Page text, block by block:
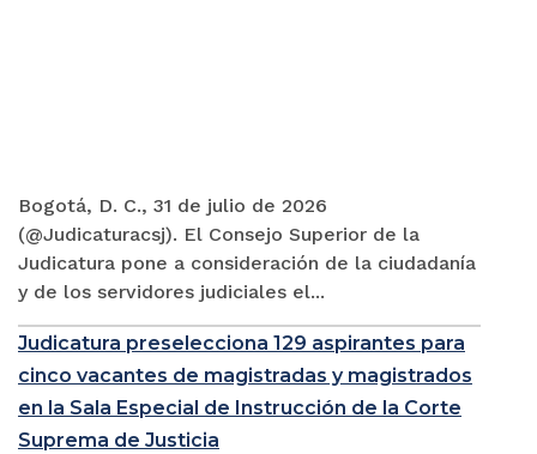
Bogotá, D. C., 31 de julio de 2026
(@Judicaturacsj). El Consejo Superior de la
Judicatura pone a consideración de la ciudadanía
y de los servidores judiciales el...
Judicatura preselecciona 129 aspirantes para
cinco vacantes de magistradas y magistrados
en la Sala Especial de Instrucción de la Corte
Suprema de Justicia